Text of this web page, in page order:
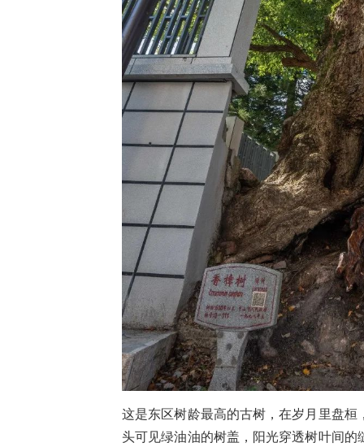
这是东区树龄最高的古树，在岁月里盘
头可见绿油油的树盖，阳光穿透树叶间